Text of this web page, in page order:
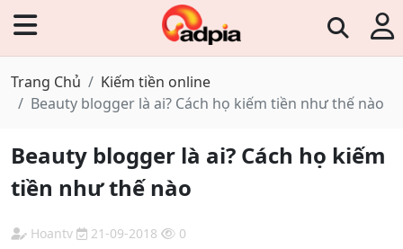
Trang Chủ
Kiếm tiền online
Beauty blogger là ai? Cách họ kiếm tiền như thế nào
Beauty blogger là ai? Cách họ kiếm
tiền như thế nào
Hoantv 21-09-2018 0